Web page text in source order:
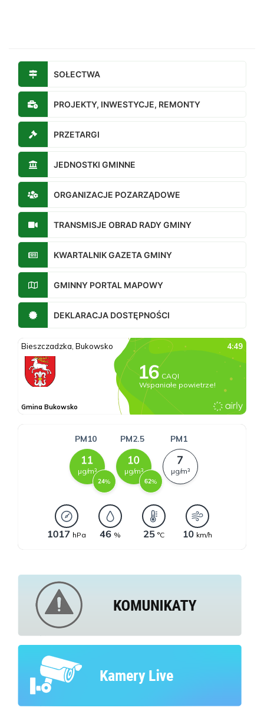
SOŁECTWA
PROJEKTY, INWESTYCJE, REMONTY
PRZETARGI
JEDNOSTKI GMINNE
ORGANIZACJE POZARZĄDOWE
TRANSMISJE OBRAD RADY GMINY
KWARTALNIK GAZETA GMINY
GMINNY PORTAL MAPOWY
DEKLARACJA DOSTĘPNOŚCI